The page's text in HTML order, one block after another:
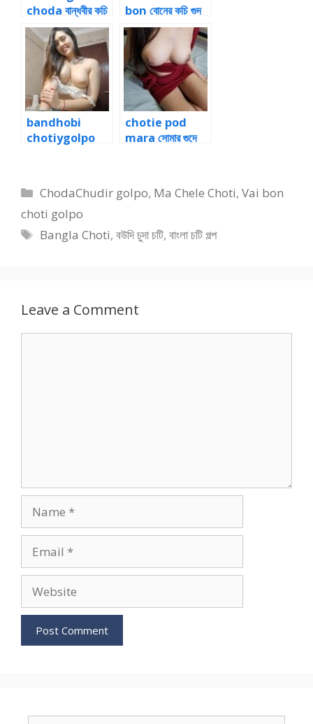
choda বান্ধবীর কচি
গুদে ভাইয়ের বাড়া চোদা
১
bon বোনের কচি গুদ
প্রথমবার চোদার গল্প
bandhobi
chotiygolpo
chotie pod
mara সোমার গুদে
Categories
ChodaChudir golpo, Ma Chele Choti,Vai bon
choti golpo
Tags
Bangla Choti,বউদি চুদা চটি,বাংলা চটি গল্প
Leave a Comment